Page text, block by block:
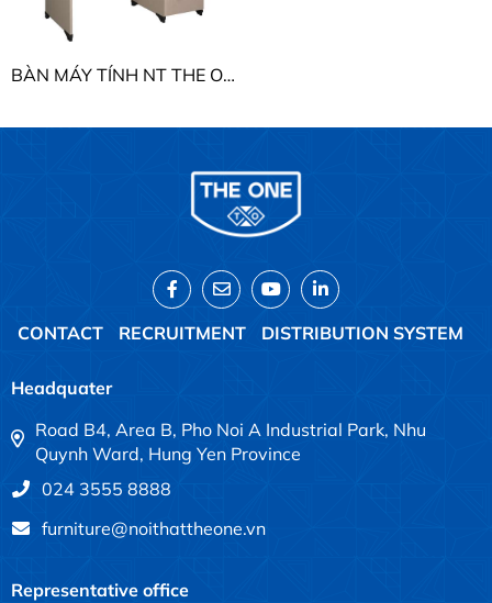
BÀN MÁY TÍNH NT THE ONE NTM120S - NTM120
CONTACT RECRUITMENT DISTRIBUTION SYSTEM
Headquater
Road B4, Area B, Pho Noi A Industrial Park, Nhu
Quynh Ward, Hung Yen Province
024 3555 8888
furniture@noithattheone.vn
Representative office